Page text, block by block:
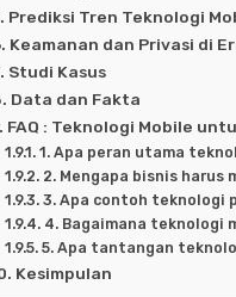
Prediksi Tren Teknologi
Keamanan dan Privasi di
Studi Kasus
Data dan Fakta
FAQ : Teknologi Mobile
1. Apa peran utama
2. Mengapa bisnis
3. Apa contoh teknologi
4. Bagaimana teknologi
5. Apa tantangan
Kesimpulan